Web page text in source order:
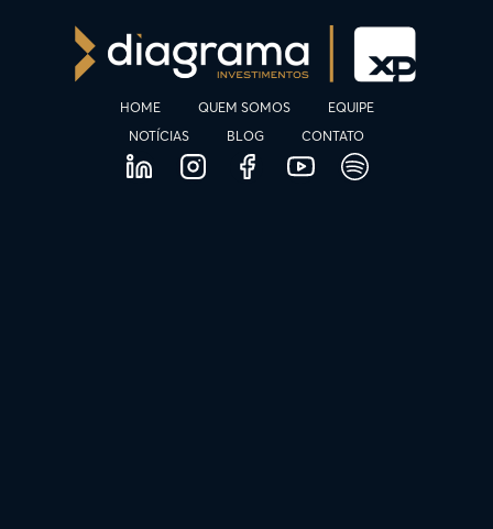
HOME QUEM SOMOS
EQUIPE
NOTÍCIAS
BLOG CONTATO